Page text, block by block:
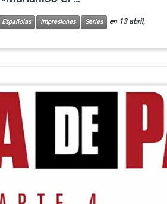
Españolas Impresiones Series en 13 abril,